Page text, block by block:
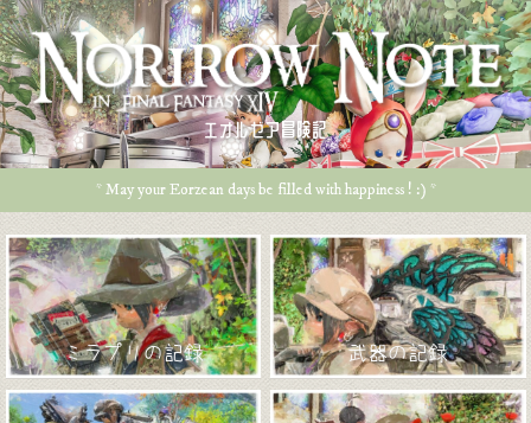
エオルゼア冒険記
* May your Eorzean days be filled with happiness ! :) *
ミラプリの記録 武器の記録